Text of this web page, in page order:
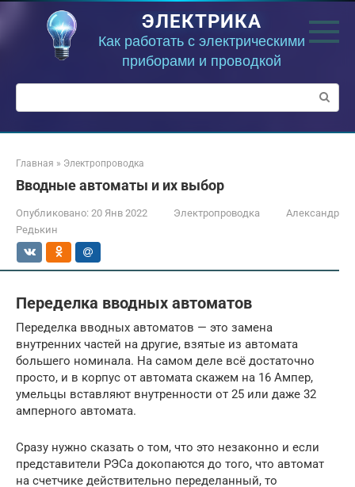
ЭЛЕКТРИКА
Как работать с электрическими
приборами и проводкой
Поиск:
Главная » Электропроводка
Вводные автоматы и их выбор
Опубликовано: 20 Янв 2022 Электропроводка
Александр
Редькин
Переделка вводных автоматов
Переделка вводных автоматов — это замена
внутренних частей на другие, взятые из автомата
большего номинала. На самом деле всё достаточно
просто, и в корпус от автомата скажем на 16 Ампер,
умельцы вставляют внутренности от 25 или даже 32
амперного автомата.
Сразу нужно сказать о том, что это незаконно и если
представители РЭСа докопаются до того, что автомат
на счетчике действительно переделанный, то